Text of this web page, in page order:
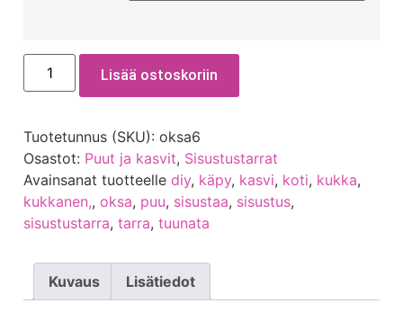
Lisää ostoskoriin
Tuotetunnus (SKU): oksa6
Osastot: Puut ja kasvit, Sisustustarrat
Avainsanat tuotteelle diy, käpy, kasvi, koti, kukka,
kukkanen,, oksa, puu, sisustaa, sisustus,
sisustustarra, tarra, tuunata
Kuvaus Lisätiedot